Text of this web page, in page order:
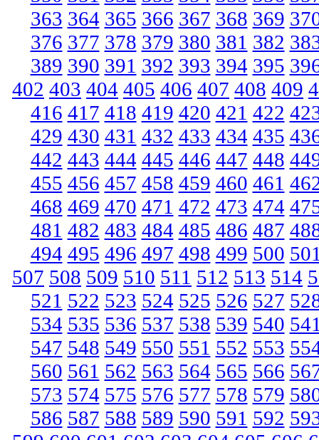
363 364 365 366 367 368 369
376 377 378 379 380 381 382
389 390 391 392 393 394 395
402 403 404 405 406 407 408 409
416 417 418 419 420 421 422
429 430 431 432 433 434 435
442 443 444 445 446 447 448
455 456 457 458 459 460 461
468 469 470 471 472 473 474
481 482 483 484 485 486 487
494 495 496 497 498 499 500
507 508 509 510 511 512 513 514
521 522 523 524 525 526 527
534 535 536 537 538 539 540
547 548 549 550 551 552 553
560 561 562 563 564 565 566
573 574 575 576 577 578 579
586 587 588 589 590 591 592